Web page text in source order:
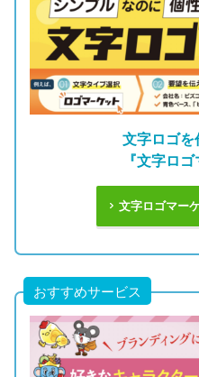
文字ロゴを
『文字ロ
文字ロゴマー
おすすめサービス